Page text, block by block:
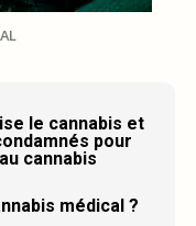
le cannabis et
pour
cannabis
médical ?